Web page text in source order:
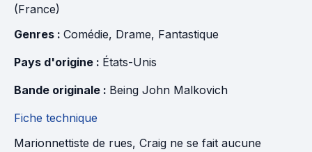
(France)
Genres : Comédie, Drame, Fantastique
Pays d'origine : États-Unis
Bande originale : Being John Malkovich
Fiche technique
Marionnettiste de rues, Craig ne se fait aucune